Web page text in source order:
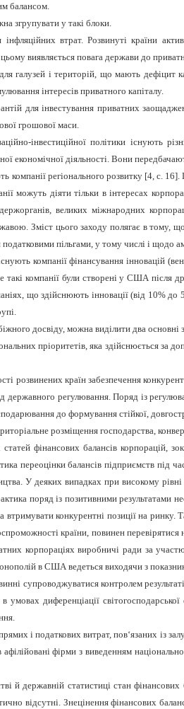
балансом.
згрупувати у такі блоки.
втрат. Розвинуті країни
виявляється повага держави до
галузей і територій, що мають дефіцит
інтересів приватного капіталу.
для інвестування приватних
грошової маси.
інвестиційної політики існують
економічної діяльності. Вони
компанії регіонального розвитку [4, с.
можуть діяти тільки в інтересах
великих міжнародних
Зміст цього заходу полягає в тому,
пільгами, у тому числі і щодо
компанії фінансування інновацій
компанії були створені у США після
що здійснюють інновації (від 10% до
досвіду, можна виділити два
пріоритетів, яка здійснюється за
розвинених країн забезпечення
державного регулювання. Поряд із
до формування стійкої,
розміщення господарства,
фінансових балансів корпорацій,
переоцінки балансів підприємств під
У деяких випадках при високому
поряд із позитивними результатами
конкурентні позиції на
країни, повинен
корпораціях виробничі ради за
в США ведеться виходячи з
супроводжуватися контролем
умовах диференціації
і податкових витрат, пов‘язаних із
фірми з виведенням
й державній статистиці стан
відсутні. Знецінення фінансових